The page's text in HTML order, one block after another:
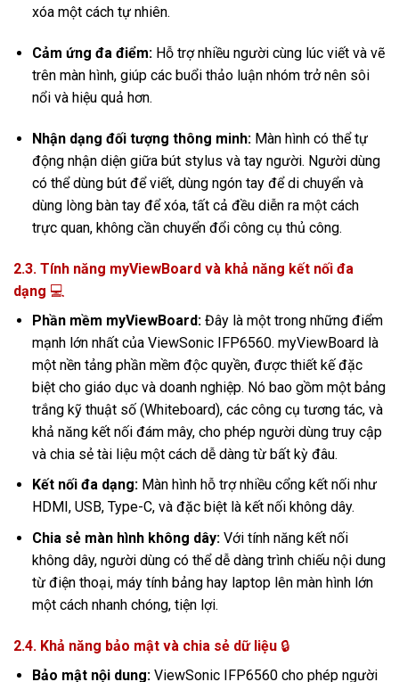
xóa một cách tự nhiên.
Cảm ứng đa điểm:Hỗ trợ nhiều người cùng lúc viết và vẽ
trên màn hình,giúp các buổi thảo luận nhóm trở nên sôi
nổi và hiệu quả hơn.
Nhận dạng đối tượng thông minh:Màn hình có thể tự
động nhận diện giữa bút stylus và tay người. Người dùng
có thể dùng bút để viết,dùng ngón tay để di chuyển và
dùng lòng bàn tay để xóa,tất cả đều diễn ra một cách
trực quan,không cần chuyển đổi công cụ thủ công.
2.3. Tính năng myViewBoard và khả năng kết nối đa
dạng 💻
Phần mềm myViewBoard:Đây là một trong những điểm
mạnh lớn nhất của ViewSonic IFP6560. myViewBoard là
một nền tảng phần mềm độc quyền, được thiết kế đặc
biệt cho giáo dục và doanh nghiệp. Nó bao gồm một bảng
trắng kỹ thuật số (Whiteboard), các công cụ tương tác, và
khả năng kết nối đám mây, cho phép người dùng truy cập
và chia sẻ tài liệu một cách dễ dàng từ bất kỳ đâu.
Kết nối đa dạng:Màn hình hỗ trợ nhiều cổng kết nối như
HDMI, USB, Type-C, và đặc biệt là kết nối không dây.
Chia sẻ màn hình không dây:Với tính năng kết nối
không dây, người dùng có thể dễ dàng trình chiếu nội dung
từ điện thoại, máy tính bảng hay laptop lên màn hình lớn
một cách nhanh chóng, tiện lợi.
2.4. Khả năng bảo mật và chia sẻ dữ liệu 🔒
Bảo mật nội dung:ViewSonic IFP6560 cho phép người